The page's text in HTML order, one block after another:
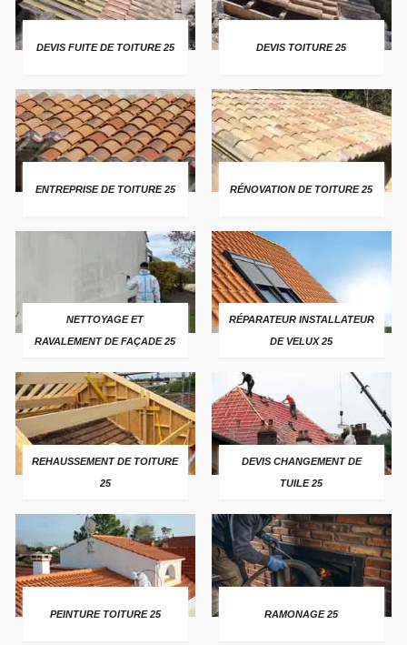
DEVIS FUITE DE TOITURE 25 DEVIS TOITURE 25
ENTREPRISE DE TOITURE 25 RÉNOVATION DE TOITURE 25
NETTOYAGE ET
RAVALEMENT DE FAÇADE 25
RÉPARATEUR INSTALLATEUR
DE VELUX 25
REHAUSSEMENT DE TOITURE
25
DEVIS CHANGEMENT DE
TUILE 25
PEINTURE TOITURE 25 RAMONAGE 25